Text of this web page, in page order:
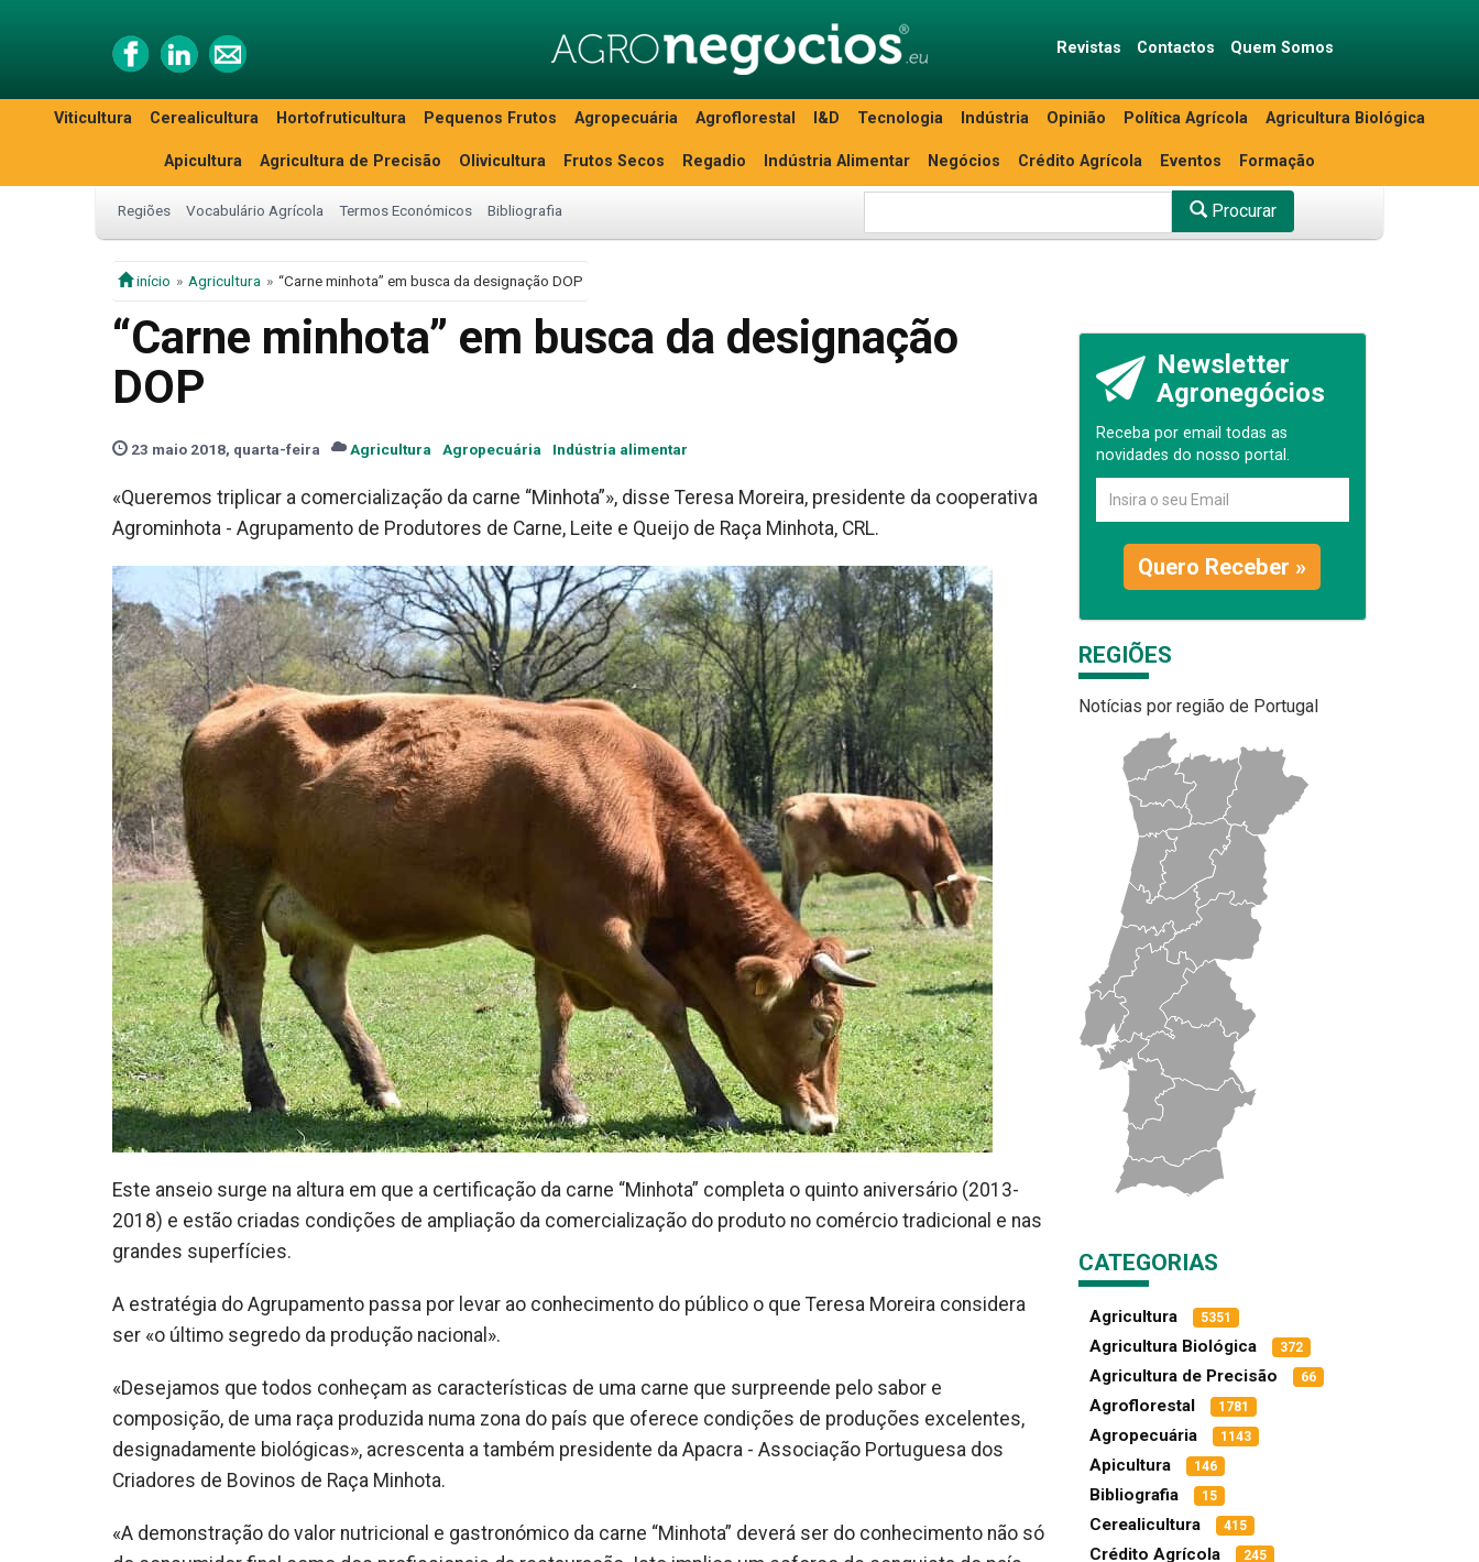
Revistas Contactos Quem Somos
Viticultura Cerealicultura Hortofruticultura Pequenos Frutos Agropecuária Agroflorestal I&D Tecnologia Indústria Opinião Política Agrícola Agricultura Biológica
Apicultura Agricultura de Precisão Olivicultura Frutos Secos Regadio Indústria Alimentar Negócios Crédito Agrícola Eventos Formação
Regiões Vocabulário Agrícola Termos Económicos Bibliografia Procurar
início Agricultura “Carne minhota” em busca da designação DOP
“Carne minhota” em busca da designação
DOP
23 maio 2018, quarta-feira Agricultura Agropecuária Indústria alimentar
«Queremos triplicar a comercialização da carne “Minhota”», disse Teresa Moreira, presidente da cooperativa
Agrominhota - Agrupamento de Produtores de Carne, Leite e Queijo de Raça Minhota, CRL.
Este anseio surge na altura em que a certificação da carne “Minhota” completa o quinto aniversário (2013-
2018) e estão criadas condições de ampliação da comercialização do produto no comércio tradicional e nas
grandes superfícies.
A estratégia do Agrupamento passa por levar ao conhecimento do público o que Teresa Moreira considera
ser «o último segredo da produção nacional».
«Desejamos que todos conheçam as características de uma carne que surpreende pelo sabor e
composição, de uma raça produzida numa zona do país que oferece condições de produções excelentes,
designadamente biológicas», acrescenta a também presidente da Apacra - Associação Portuguesa dos
Criadores de Bovinos de Raça Minhota.
«A demonstração do valor nutricional e gastronómico da carne “Minhota” deverá ser do conhecimento não só
Newsletter
Agronegócios
Receba por email todas as
novidades do nosso portal.
Quero Receber »
REGIÕES
Notícias por região de Portugal
CATEGORIAS
Agricultura 5351
Agricultura Biológica 372
Agricultura de Precisão 66
Agroflorestal 1781
Agropecuária 1143
Apicultura 146
Bibliografia 15
Cerealicultura 415
Crédito Agrícola 245